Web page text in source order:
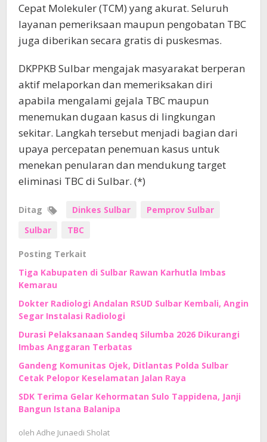
Cepat Molekuler (TCM) yang akurat. Seluruh
layanan pemeriksaan maupun pengobatan TBC
juga diberikan secara gratis di puskesmas.
DKPPKB Sulbar mengajak masyarakat berperan
aktif melaporkan dan memeriksakan diri
apabila mengalami gejala TBC maupun
menemukan dugaan kasus di lingkungan
sekitar. Langkah tersebut menjadi bagian dari
upaya percepatan penemuan kasus untuk
menekan penularan dan mendukung target
eliminasi TBC di Sulbar. (*)
Ditag Dinkes Sulbar
Pemprov Sulbar
Sulbar
TBC
Posting Terkait
Tiga Kabupaten di Sulbar Rawan Karhutla Imbas
Kemarau
Dokter Radiologi Andalan RSUD Sulbar Kembali, Angin
Segar Instalasi Radiologi
Durasi Pelaksanaan Sandeq Silumba 2026 Dikurangi
Imbas Anggaran Terbatas
Gandeng Komunitas Ojek, Ditlantas Polda Sulbar
Cetak Pelopor Keselamatan Jalan Raya
SDK Terima Gelar Kehormatan Sulo Tappidena, Janji
Bangun Istana Balanipa
oleh Adhe Junaedi Sholat